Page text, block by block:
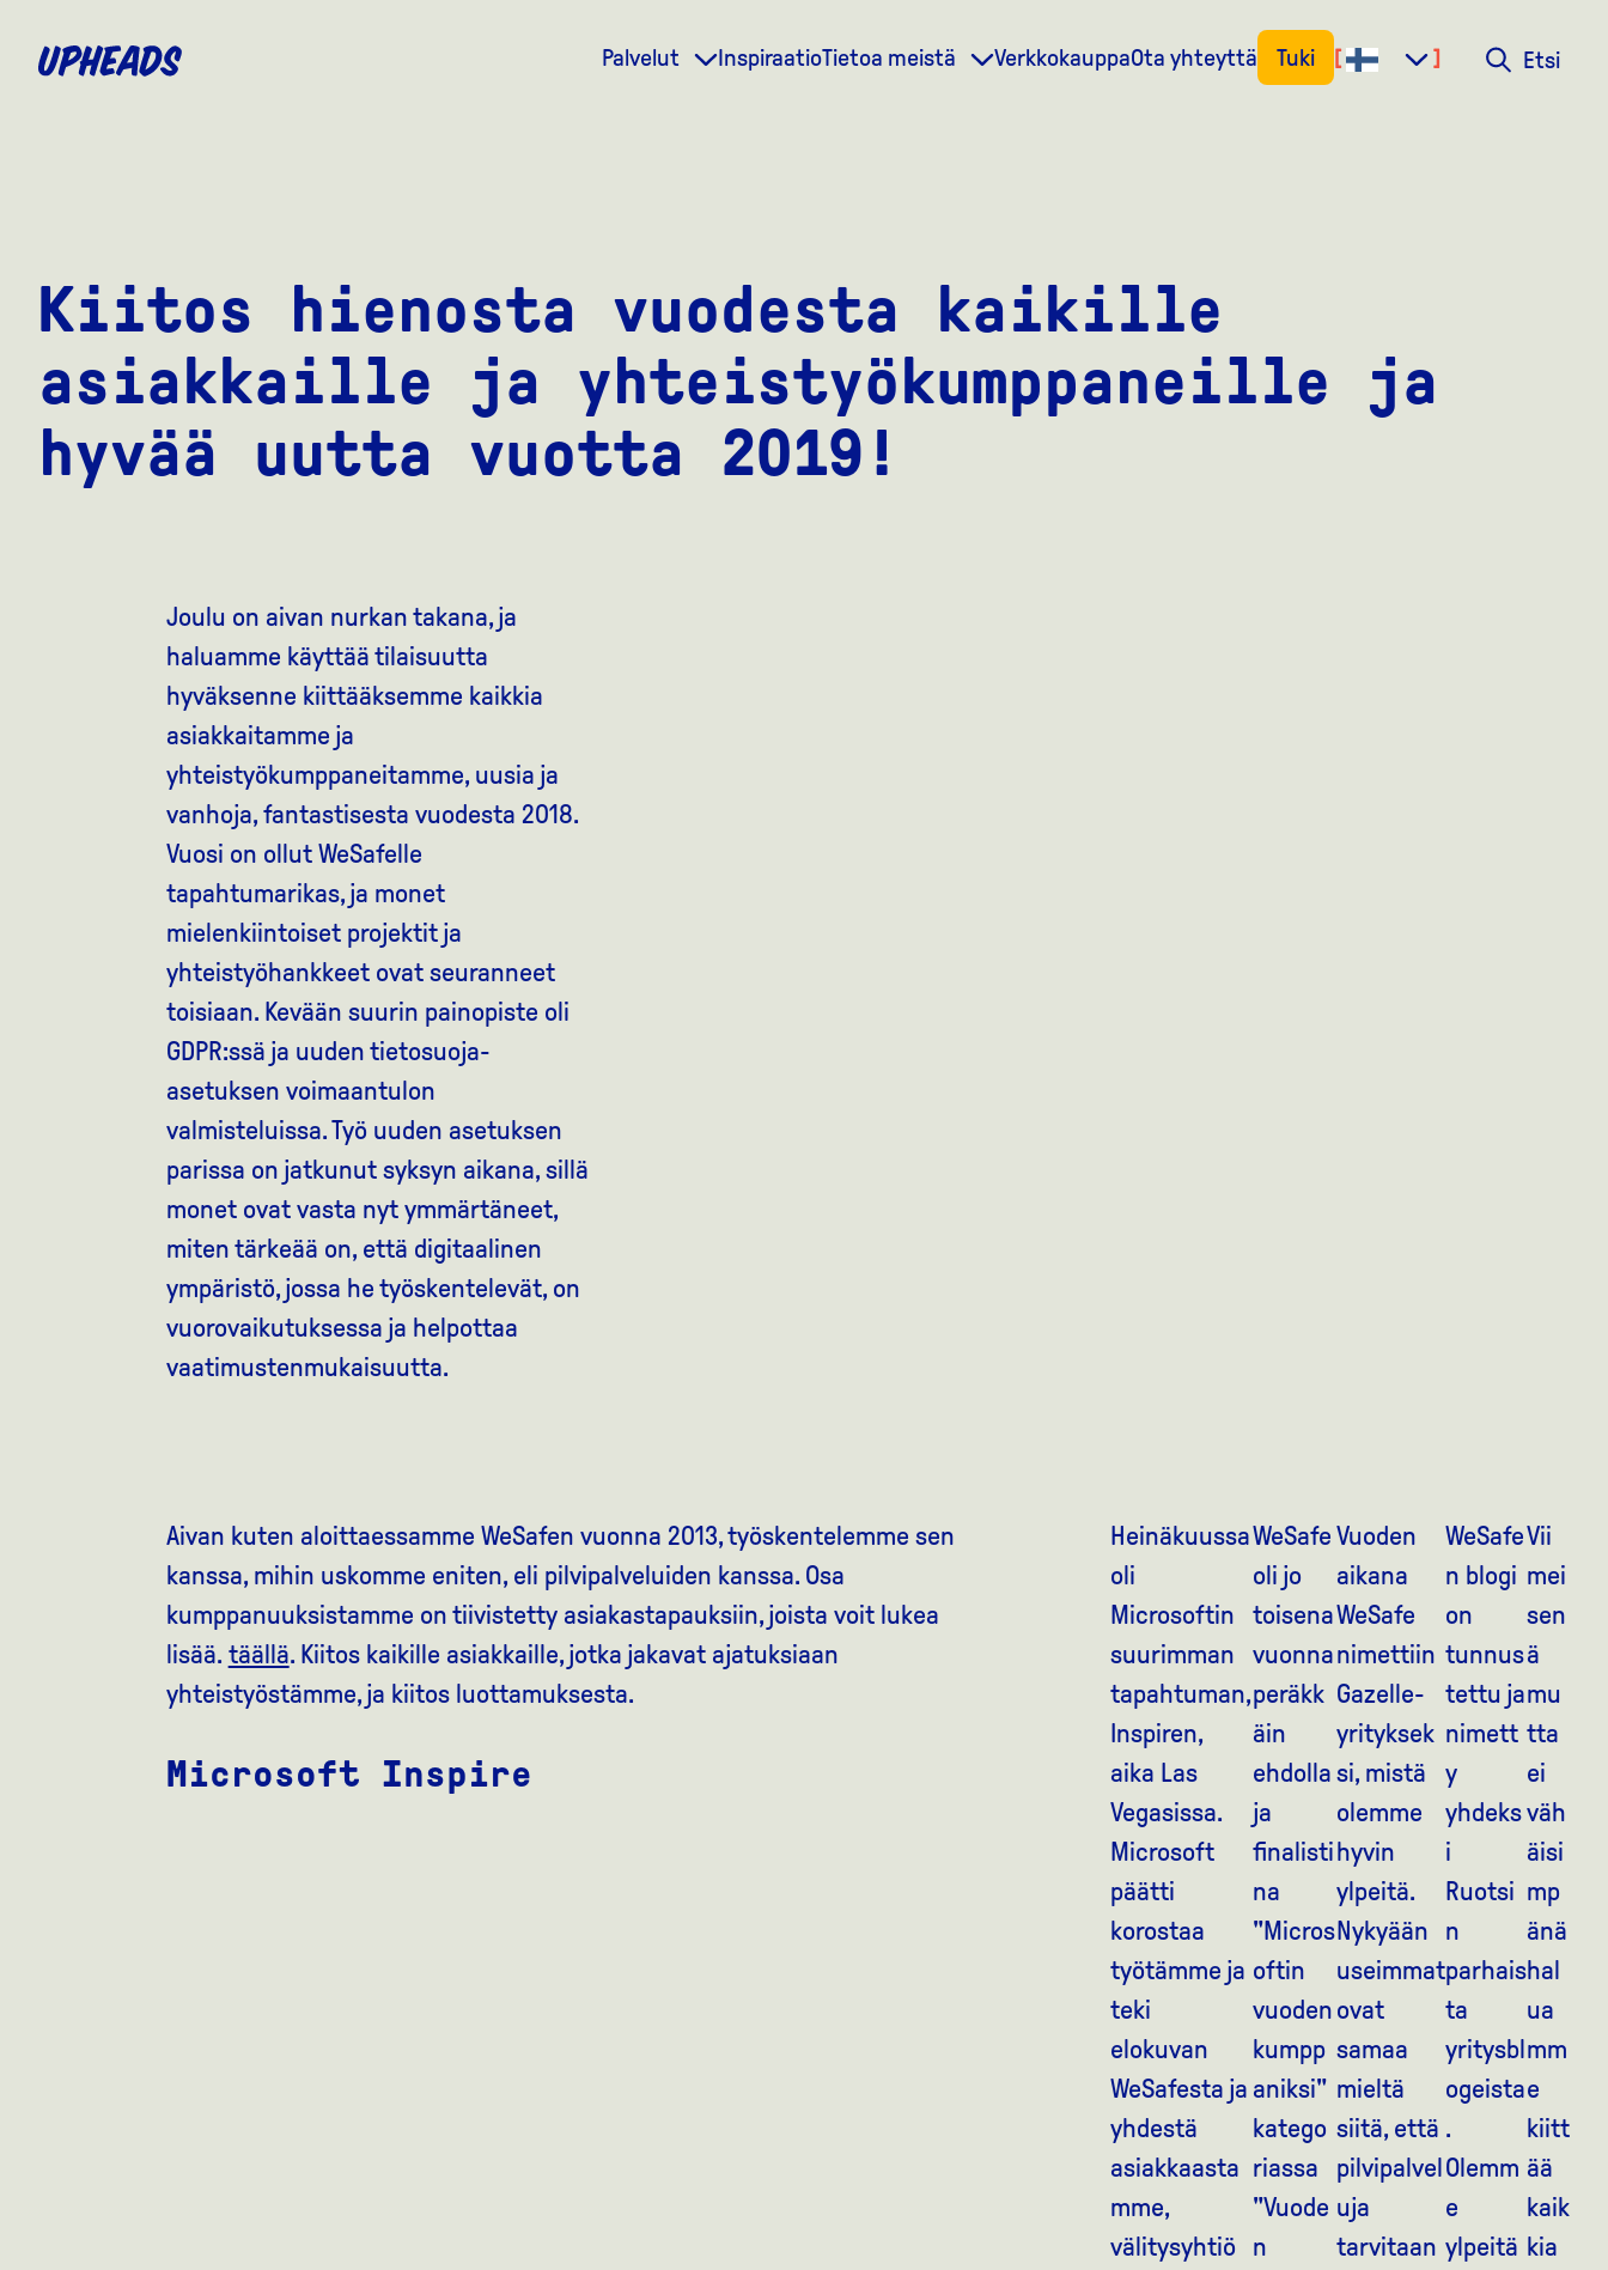
PÄÄSISÄLTÖÖN
Palvelut InspiraatioTietoa meistä VerkkokauppaOta yhteyttä Tuki Etsi
Etsi
Kiitos hienosta vuodesta kaikille
asiakkaille ja yhteistyökumppaneille ja
hyvää uutta vuotta 2019!
Joulu on aivan nurkan takana, ja
haluamme käyttää tilaisuutta
hyväksenne kiittääksemme kaikkia
asiakkaitamme ja
yhteistyökumppaneitamme, uusia ja
vanhoja, fantastisesta vuodesta 2018.
Vuosi on ollut WeSafelle
tapahtumarikas, ja monet
mielenkiintoiset projektit ja
yhteistyöhankkeet ovat seuranneet
toisiaan. Kevään suurin painopiste oli
GDPR:ssä ja uuden tietosuoja-
asetuksen voimaantulon
valmisteluissa. Työ uuden asetuksen
parissa on jatkunut syksyn aikana, sillä
monet ovat vasta nyt ymmärtäneet,
miten tärkeää on, että digitaalinen
ympäristö, jossa he työskentelevät, on
vuorovaikutuksessa ja helpottaa
vaatimustenmukaisuutta.
Aivan kuten aloittaessamme WeSafen vuonna 2013, työskentelemme sen
kanssa, mihin uskomme eniten, eli pilvipalveluiden kanssa. Osa
kumppanuuksistamme on tiivistetty asiakastapauksiin, joista voit lukea
lisää. täällä. Kiitos kaikille asiakkaille, jotka jakavat ajatuksiaan
yhteistyöstämme, ja kiitos luottamuksesta.
Microsoft Inspire
Heinäkuussa
oli
Microsoftin
suurimman
tapahtuman,
Inspiren,
aika Las
Vegasissa.
Microsoft
päätti
korostaa
työtämme ja
teki
elokuvan
WeSafesta ja
yhdestä
asiakkaasta
mme,
välitysyhtiö
WeSafe
oli jo
toisena
vuonna
peräkk
äin
ehdolla
ja
finalisti
na
"Micros
oftin
vuoden
kumpp
aniksi"
katego
riassa
"Vuode
n
Vuoden
aikana
WeSafe
nimettiin
Gazelle-
yrityksek
si, mistä
olemme
hyvin
ylpeitä.
Nykyään
useimmat
ovat
samaa
mieltä
siitä, että
pilvipalvel
uja
tarvitaan
WeSafe
n blogi
on
tunnus
tettu ja
nimett
y
yhdeks
i
Ruotsi
n
parhais
ta
yritysbl
ogeista
.
Olemm
e
ylpeitä
Vii
mei
sen
ä
mu
tta
ei
väh
äisi
mp
änä
hal
ua
mm
e
kiitt
ää
kaik
kia